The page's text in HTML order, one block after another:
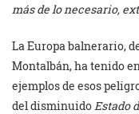
más de lo necesario,
La Europa balnerario,
Montalbán, ha tenido
ejemplos de esos
del disminuidoEstado